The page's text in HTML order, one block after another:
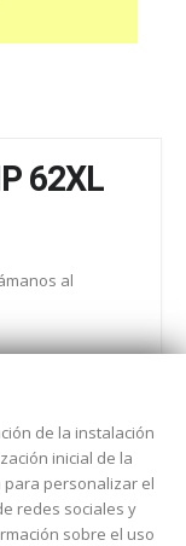
62XL
al
de la instalación
inicial de la
para personalizar el
redes sociales y
sobre el uso